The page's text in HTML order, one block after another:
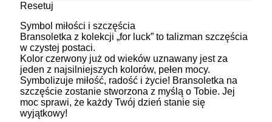
Resetuj
Symbol miłości i szczęścia
Bransoletka z kolekcji „for luck” to talizman szczęścia
w czystej postaci.
Kolor czerwony już od wieków uznawany jest za
jeden z najsilniejszych kolorów, pełen mocy.
Symbolizuje miłość, radość i życie! Bransoletka na
szczęście zostanie stworzona z myślą o Tobie. Jej
moc sprawi, że każdy Twój dzień stanie się
wyjątkowy!